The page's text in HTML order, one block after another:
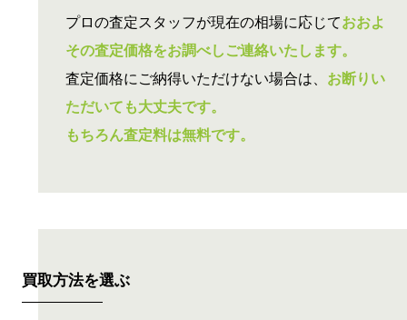
プロの査定スタッフが現在の相場に応じておおよ
その査定価格をお調べしご連絡いたします。
査定価格にご納得いただけない場合は、 お断りい
ただいても大丈夫です。
もちろん査定料は無料です。
買取方法を選ぶ